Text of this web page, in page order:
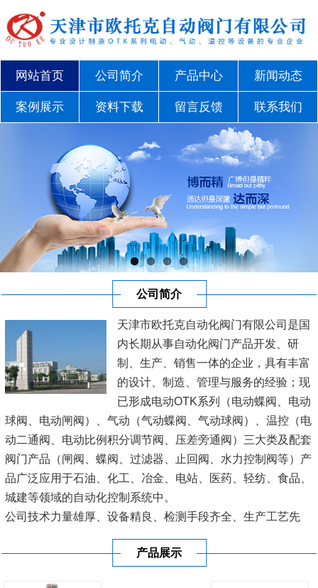
网站首页 公司简介 产品中心 新闻动态
案例展示 资料下载 留言反馈 联系我们
公司简介
天津市欧托克自动化阀门有限公司是国
内长期从事自动化阀门产品开发、研
制、生产、销售一体的企业，具有丰富
的设计、制造、管理与服务的经验；现
已形成电动OTK系列（电动蝶阀、电动
球阀、电动闸阀）、气动（气动蝶阀、气动球阀）、温控（电
动二通阀、电动比例积分调节阀、压差旁通阀）三大类及配套
阀门产品（闸阀、蝶阀、过滤器、止回阀、水力控制阀等）产
品广泛应用于石油、化工、冶金、电站、医药、轻纺、食品、
城建等领域的自动化控制系统中。
公司技术力量雄厚、设备精良、检测手段齐全、生产工艺先
产，深受广大用户青睐。 本公司一直坚...[查看详情]
产品展示